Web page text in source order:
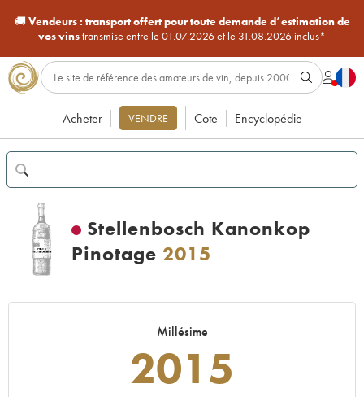
🚚Vendeurs : transport offert pour toute demande d’estimation de
vos vinstransmise entre le 01.07.2026 et le 31.08.2026 inclus*
Acheter VENDRE Cote Encyclopédie
Stellenbosch Kanonkop
Pinotage 2015
Millésime
2015